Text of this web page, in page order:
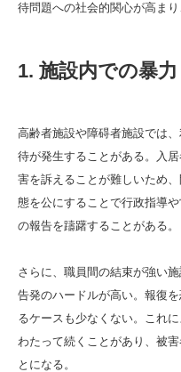
待問題への社会的関心が高ま
1. 施設内での暴
高齢者施設や障碍者施設では
待が発生することがある。入
害を訴えることが難しいため
態を公にすることで行政指導
の報告を躊躇することがある。
さらに、職員間の結束が強い
告発のハードルが高い。報復
るケースも少なくない。これ
わたって続くことがあり、被
とになる。